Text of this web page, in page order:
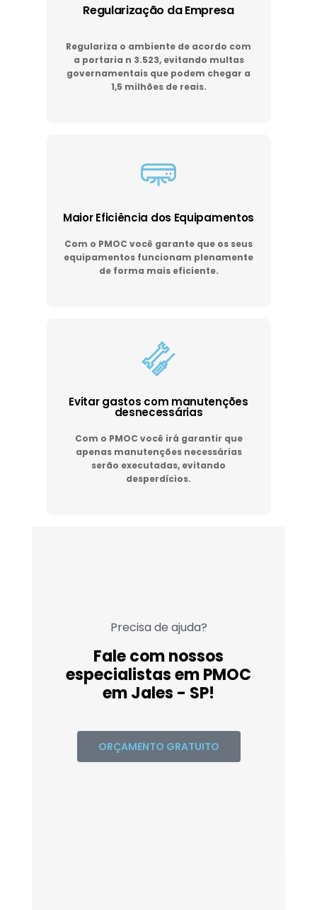
Regularização da Empresa
Regulariza o ambiente de acordo com
a portaria n 3.523, evitando multas
governamentais que podem chegar a
1,5 milhões de reais.
Maior Eficiência dos Equipamentos
Com o PMOC você garante que os seus
equipamentos funcionam plenamente
de forma mais eficiente.
Evitar gastos com manutenções
desnecessárias
Com o PMOC você irá garantir que
apenas manutenções necessárias
serão executadas, evitando
desperdícios.
Precisa de ajuda?
Fale com nossos
especialistas em PMOC
em Jales - SP!
ORÇAMENTO GRATUITO